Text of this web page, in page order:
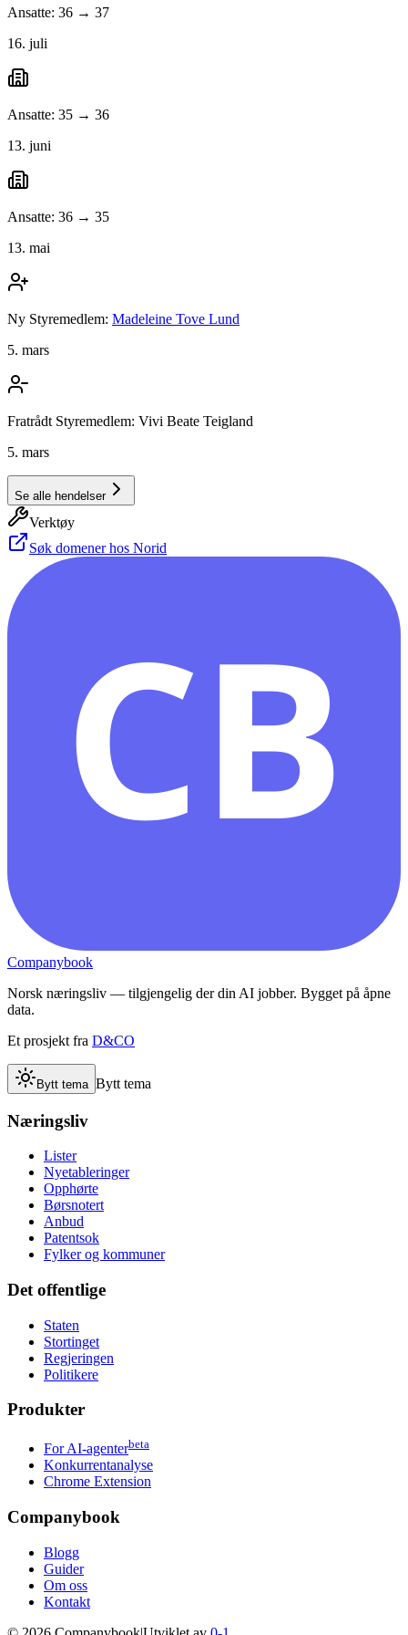
Ansatte: 36 → 37
16. juli
Ansatte: 35 → 36
13. juni
Ansatte: 36 → 35
13. mai
Ny Styremedlem: Madeleine Tove Lund
5. mars
Fratrådt Styremedlem: Vivi Beate Teigland
5. mars
Se alle hendelser
Verktøy
Søk domener hos Norid
CB
Companybook
Norsk næringsliv — tilgjengelig der din AI jobber. Bygget på åpne
data.
Et prosjekt fra D&CO
Bytt tema Bytt tema
Næringsliv
Lister
Nyetableringer
Opphørte
Børsnotert
Anbud
Patentsok
Fylker og kommuner
Det offentlige
Staten
Stortinget
Regjeringen
Politikere
Produkter
For AI-agenterbeta
Konkurrentanalyse
Chrome Extension
Companybook
Blogg
Guider
Om oss
Kontakt